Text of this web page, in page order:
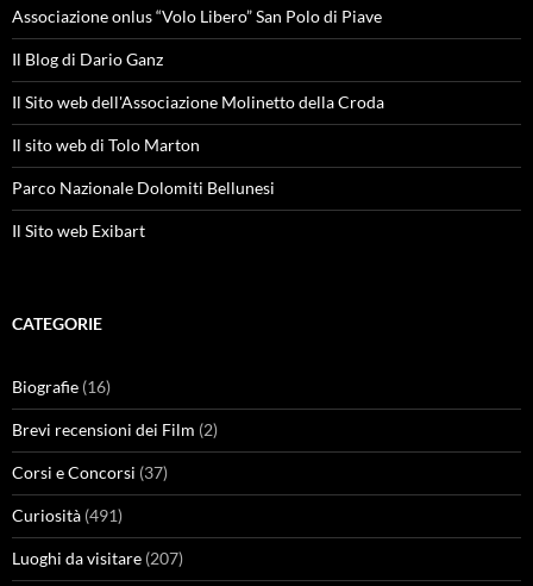
Associazione onlus “Volo Libero” San Polo di Piave
Il Blog di Dario Ganz
Il Sito web dell'Associazione Molinetto della Croda
Il sito web di Tolo Marton
Parco Nazionale Dolomiti Bellunesi
Il Sito web Exibart
CATEGORIE
Biografie (16)
Brevi recensioni dei Film (2)
Corsi e Concorsi (37)
Curiosità (491)
Luoghi da visitare (207)